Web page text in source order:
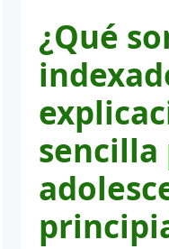
¿Qué
sencilla